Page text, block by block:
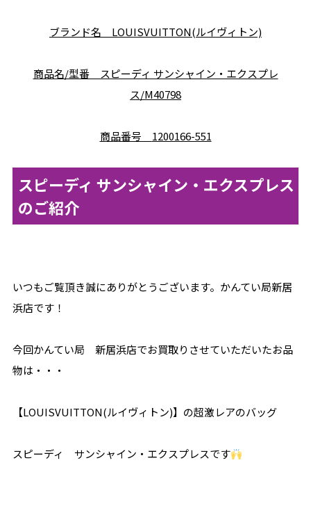
ブランド名 LOUISVUITTON(ルイヴィトン)
商品名/型番 スピーディ サンシャイン・エクスプレ
ス/M40798
商品番号 1200166-551
スピーディ サンシャイン・エクスプレス
のご紹介
いつもご覧頂き誠にありがとうございます。かんてい局新居
浜店です！
今回かんてい局 新居浜店でお買取りさせていただいたお品
物は・・・
【LOUISVUITTON(ルイヴィトン)】の超激レアのバッグ
スピーディ サンシャイン・エクスプレスです